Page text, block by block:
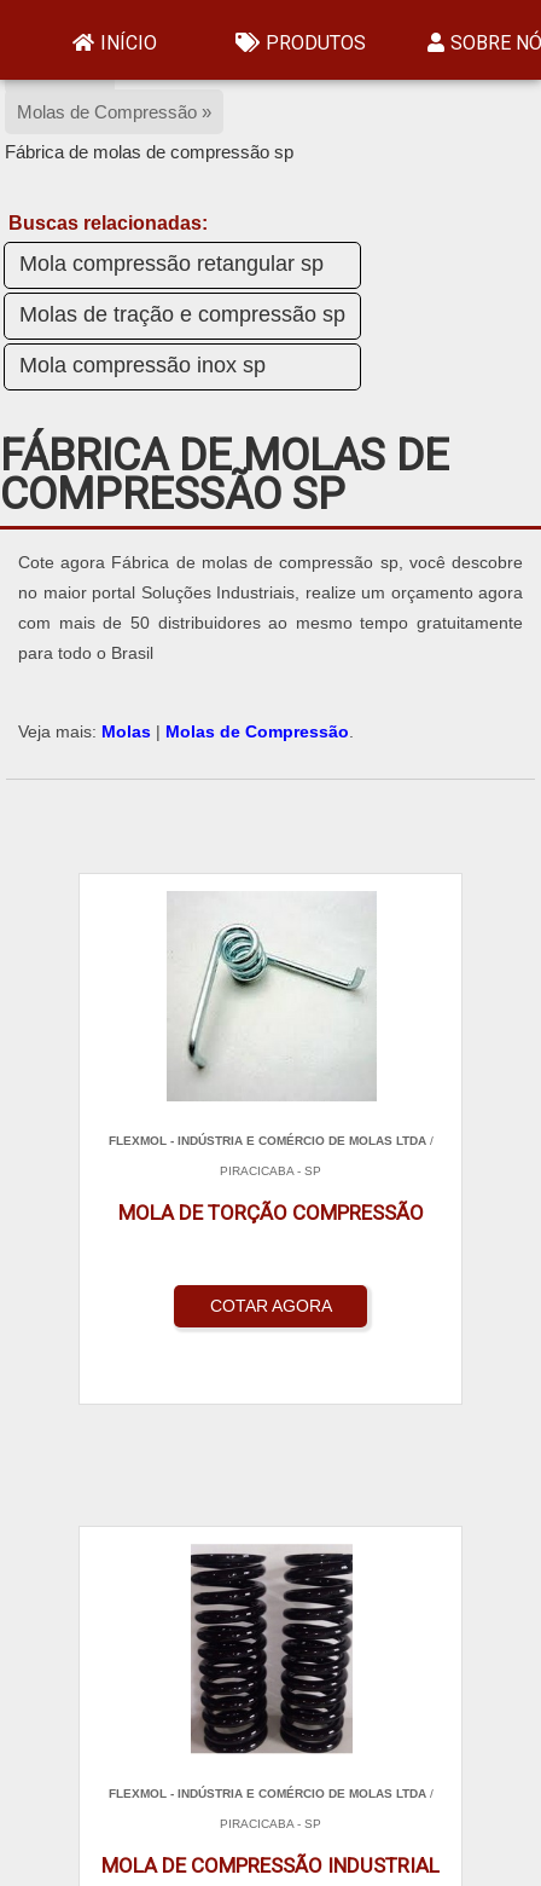
INÍCIO PRODUTOS SOBRE
Home »
Molas de Compressão »
Fábrica de molas de compressão sp
Buscas relacionadas:
Mola compressão retangular sp
Molas de tração e compressão sp
Mola compressão inox sp
FÁBRICA DE MOLAS DE
COMPRESSÃO SP
Cote agora Fábrica de molas de compressão sp, você descobre
no maior portal Soluções Industriais, realize um orçamento agora
com mais de 50 distribuidores ao mesmo tempo gratuitamente
para todo o Brasil
Veja mais: Molas | Molas de Compressão
FLEXMOL - INDÚSTRIA E COMÉRCIO DE MOLAS LTDA/
PIRACICABA - SP
MOLA DE TORÇÃO COMPRESSÃO
COTAR AGORA
FLEXMOL - INDÚSTRIA E COMÉRCIO DE MOLAS LTDA/
PIRACICABA - SP
MOLA DE COMPRESSÃO INDUSTRIAL